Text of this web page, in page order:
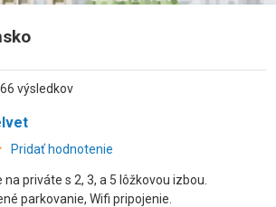
výsledkov
Pridať hodnotenie
priváte s 2, 3, a 5 lôžkovou izbou.
parkovanie, Wifi pripojenie.